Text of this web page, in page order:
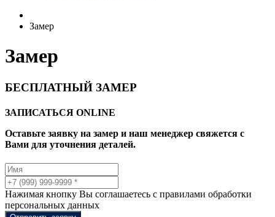
Замер
Замер
БЕСПЛАТНЫЙ ЗАМЕР
ЗАПИСАТЬСЯ ONLINE
Оставьте заявку на замер и наш менеджер свяжется с
Вами для уточнения деталей.
Нажимая кнопку Вы соглашаетесь с правилами обработки
персональных данных